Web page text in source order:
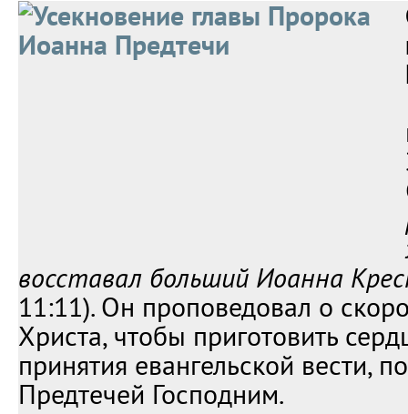
восставал больший Иоанна
11:11). Он проповедовал о
Христа, чтобы приготовить
принятия евангельской вести,
Предтечей Господним.